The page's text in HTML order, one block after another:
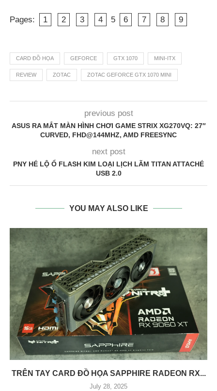
Pages: 1 2 3 4 5 6 7 8 9
CARD ĐỒ HỌA GEFORCE GTX 1070 MINI-ITX
REVIEW ZOTAC ZOTAC GEFORCE GTX 1070 MINI
previous post
ASUS RA MẮT MÀN HÌNH CHƠI GAME STRIX XG270VQ: 27″
CURVED, FHD@144MHZ, AMD FREESYNC
next post
PNY HÉ LỘ Ổ FLASH KIM LOẠI LỊCH LÃM TITAN ATTACHÉ
USB 2.0
YOU MAY ALSO LIKE
TRÊN TAY CARD ĐỒ HỌA SAPPHIRE RADEON RX...
July 28, 2025